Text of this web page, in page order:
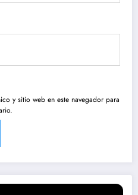
y sitio web en este navegador para